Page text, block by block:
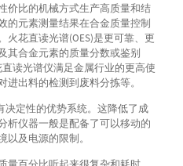
价比的机械方式生产高质量和结
的元素测量结果在合金质量控制
花直读光谱(OES)是更可靠、更
其合金元素的质量分数或鉴别
直读光谱仪满足金属行业的更高使
出料的检测到废料分拣等。
决定性的优势系统。这降低了成
析仪器一般是配备了可以移动的
及电源的限制。